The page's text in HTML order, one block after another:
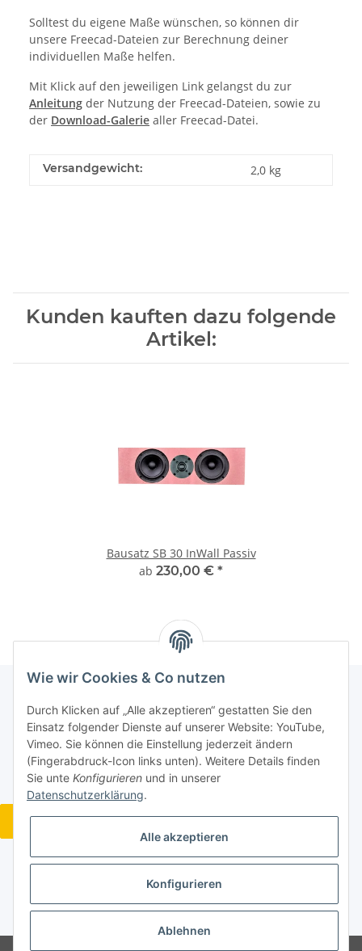
Solltest du eigene Maße wünschen, so können dir
unsere Freecad-Dateien zur Berechnung deiner
individuellen Maße helfen.
Mit Klick auf den jeweiligen Link gelangst du zur
Anleitung der Nutzung der Freecad-Dateien, sowie zu
der Download-Galerie aller Freecad-Datei.
Versandgewicht: 2,0 kg
Kunden kauften dazu folgende
Artikel:
Bausatz SB 30 InWall Passiv
ab 230,00 € *
Informationen
Gesetzliche Informationen
Widerrufsbutton
* Alle Preise inkl. gesetzlicher USt., zzgl.Versand
Wie wir Cookies & Co nutzen
Durch Klicken auf „Alle akzeptieren“ gestatten Sie den
Einsatz folgender Dienste auf unserer Website: YouTube,
Vimeo. Sie können die Einstellung jederzeit ändern
(Fingerabdruck-Icon links unten). Weitere Details finden
Sie unte Konfigurieren und in unserer
Datenschutzerklärung.
Alle akzeptieren
Konfigurieren
Ablehnen